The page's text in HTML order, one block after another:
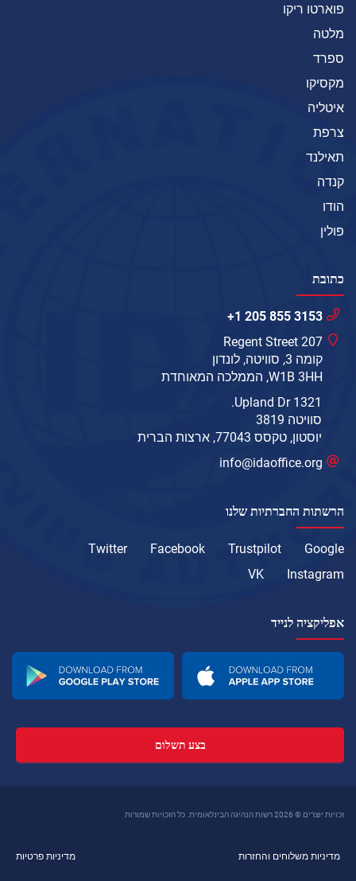
פוארטו ריקו
מלטה
ספרד
מקסיקו
איטליה
צרפת
תאילנד
קנדה
הודו
פולין
כתובת
+1 205 855 3153
207 Regent Street
קומה 3, סוויטה, לונדון
W1B 3HH, הממלכה המאוחדת
1321 Upland Dr.
סוויטה 3819
יוסטון, טקסס 77043, ארצות הברית
info@idaoffice.org
הרשתות החברתיות שלנו
Google
Trustpilot
Facebook
Twitter
Instagram
VK
אפליקציה לנייד
בצע תשלום
זכויות יוצרים © 2026 רשות הנהיגה הבינלאומית. כל הזכויות שמורות
מדיניות משלוחים והחזרות מדיניות פרטיות